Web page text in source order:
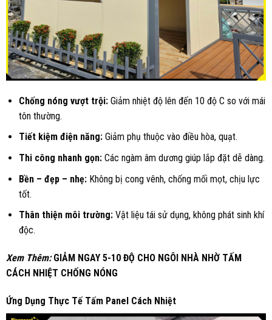
Chống nóng vượt trội: Giảm nhiệt độ lên đến 10 độ C so với mái
tôn thường.
Tiết kiệm điện năng: Giảm phụ thuộc vào điều hòa, quạt.
Thi công nhanh gọn: Các ngàm âm dương giúp lắp đặt dễ dàng.
Bền – đẹp – nhẹ: Không bị cong vênh, chống mối mọt, chịu lực
tốt.
Thân thiện môi trường: Vật liệu tái sử dụng, không phát sinh khí
độc.
Xem Thêm: GIẢM NGAY 5-10 ĐỘ CHO NGÔI NHÀ NHỜ TẤM
CÁCH NHIỆT CHỐNG NÓNG
Ứng Dụng Thực Tế Tấm Panel Cách Nhiệt